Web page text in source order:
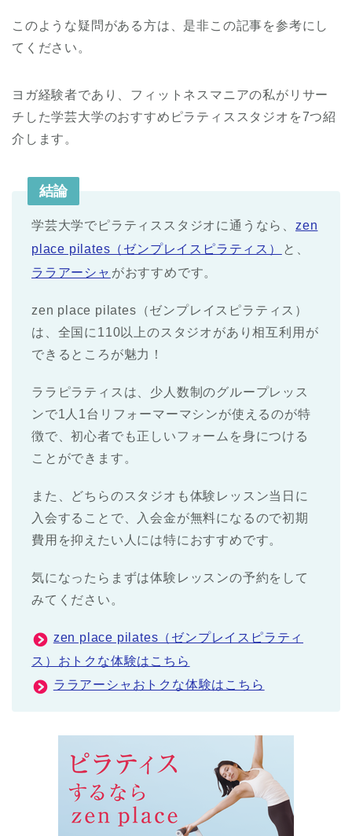
このような疑問がある方は、是非この記事を参考にし
てください。
ヨガ経験者であり、フィットネスマニアの私がリサー
チした学芸大学のおすすめピラティススタジオを7つ紹
介します。
結論
学芸大学でピラティススタジオに通うなら、 zen
place pilates（ゼンプレイスピラティス）
と、
ララアーシャ がおすすめです。
zen place pilates（ゼンプレイスピラティス）
は、全国に110以上のスタジオがあり相互利用が
できるところが魅力！
ララピラティスは、少人数制のグループレッス
ンで1人1台リフォーマーマシンが使えるのが特
徴で、初心者でも正しいフォームを身につける
ことができます。
また、どちらのスタジオも体験レッスン当日に
入会することで、入会金が無料になるので初期
費用を抑えたい人には特におすすめです。
気になったらまずは体験レッスンの予約をして
みてください。
zen place pilates（ゼンプレイスピラティ
ス）おトクな体験はこちら
ララアーシャおトクな体験はこちら